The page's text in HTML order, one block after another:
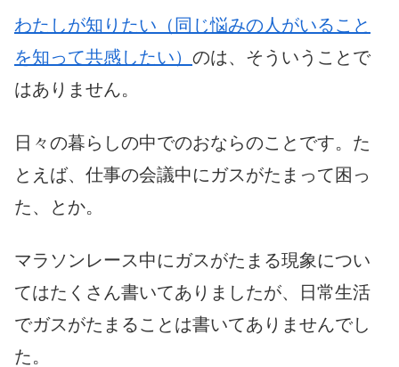
わたしが知りたい（同じ悩みの人がいること
を知って共感したい） のは、そういうことで
はありません。
日々の暮らしの中でのおならのことです。た
とえば、仕事の会議中にガスがたまって困っ
た、とか。
マラソンレース中にガスがたまる現象につい
てはたくさん書いてありましたが、日常生活
でガスがたまることは書いてありませんでし
た。